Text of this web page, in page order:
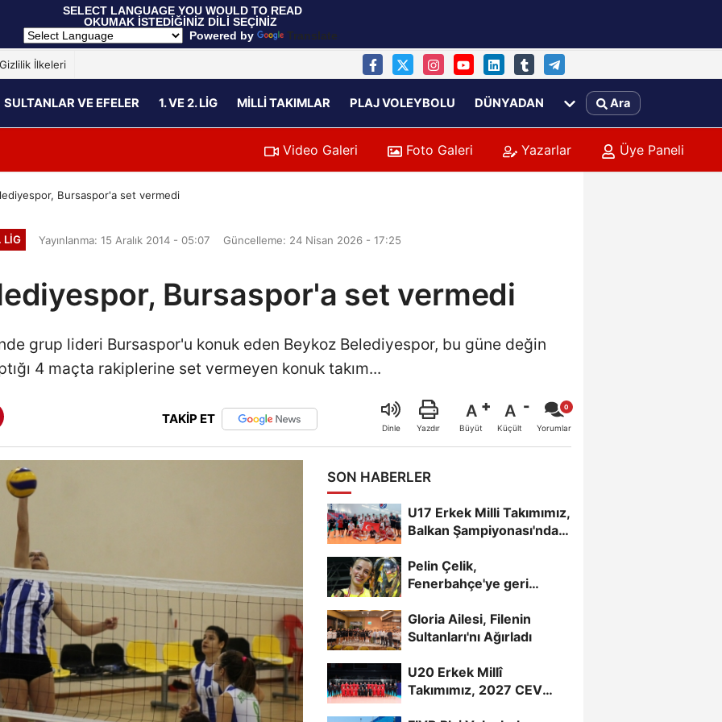
SELECT LANGUAGE YOU WOULD TO READ
OKUMAK İSTEDİĞİNİZ DİLİ SEÇİNİZ
Powered by
Translate
Gizlilik İlkeleri
SULTANLAR VE EFELER 1. VE 2. LIG MILLI TAKIMLAR PLAJ VOLEYBOLU DÜNYADAN Ara
Video Galeri Foto Galeri Yazarlar Üye Paneli
Bursaspor'a set vermedi
LIG Yayınlanma: 15 Aralık 2014 - 05:07 Güncelleme: 24 Nisan 2026 - 17:25
Bursaspor'a set vermedi
grup lideri Bursaspor'u konuk eden Beykoz Belediyespor, bu güne değin
4 maçta rakiplerine set vermeyen konuk takım...
TAKİP ET
Dinle Yazdır
A
Büyüt
A
Küçült Yorumlar
SON HABERLER
U17 Erkek Milli Takımımız,
Balkan Şampiyonası'nda
Pelin Çelik,
Fenerbahçe'ye geri
Gloria Ailesi, Filenin
Sultanları'nı Ağırladı
U20 Erkek Millî
Takımımız, 2027 CEV